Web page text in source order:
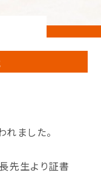
ました。
先生より証書